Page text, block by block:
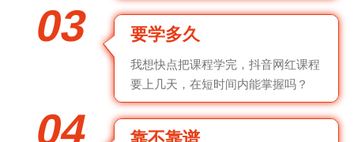
03 要学多久
我想快点把课程学完，抖音网红课程
要上几天，在短时间内能掌握吗？
04